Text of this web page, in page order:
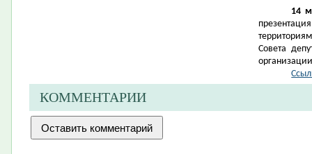
14
Совета
КОММЕНТАРИИ